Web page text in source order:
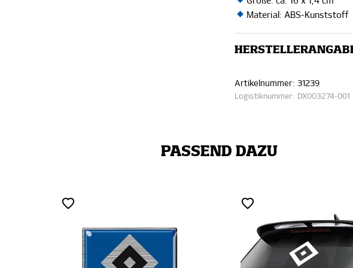
Material: ABS-Kunststoff
Artikelnummer: 31239
Logistiknummer: DX003274-001
PASSEND DAZU